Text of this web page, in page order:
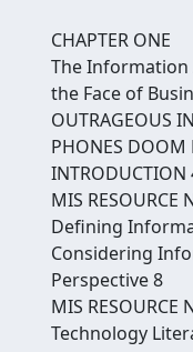
CHAPTER ONE
The Information
the Face of
OUTRAGEOUS
PHONES DOOM
INTRODUCTION
MIS RESOURCE
Defining
Considering
Perspective 8
MIS RESOURCE
Technology